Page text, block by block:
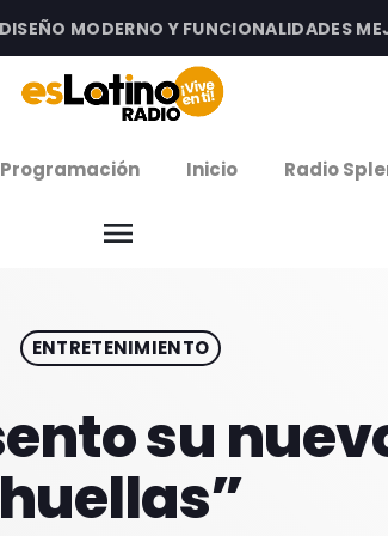
MODERNO Y FUNCIONALIDADES
Programación Inicio Radio
menu
ENTRETENIMIENTO
su
huellas”